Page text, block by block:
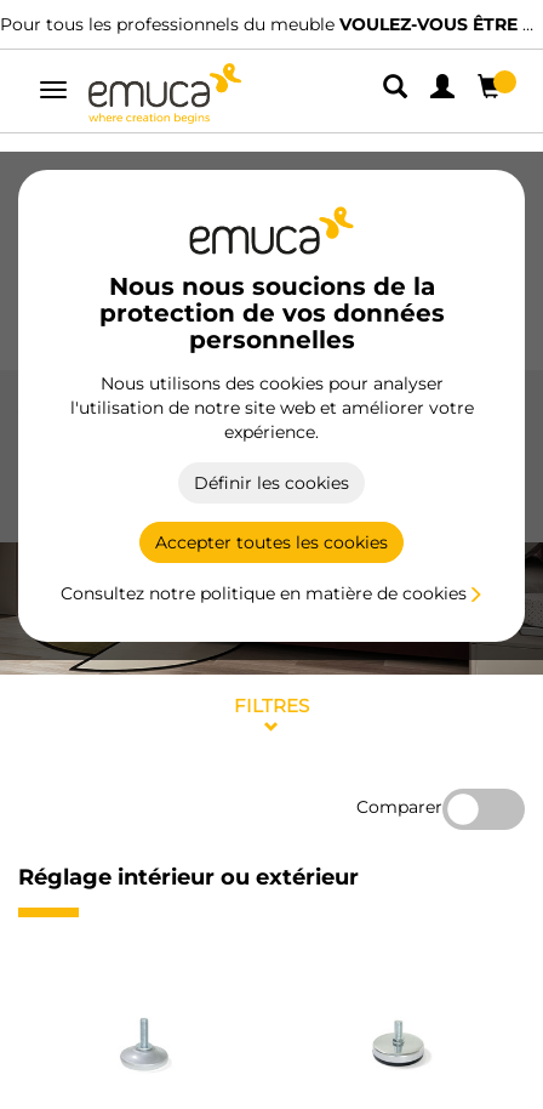
VOUS ÊTRE CLIENT ? Nous avons des distributeurs spécialisés.
Alterner
navigation
Nous nous soucions de la
protection de vos données
personnelles
Nous utilisons des cookies pour analyser
l'utilisation de notre site web et améliorer votre
expérience.
Définir les cookies
Accepter toutes les cookies
Consultez notre politique en matière de cookies
Charnières
Cuisine Montage
Poignées Pieds Présentoirs
Vérins
s'ajustant facilement à différentes surfaces et offrant une
FILTRES
Comparer
Réglage intérieur ou extérieur